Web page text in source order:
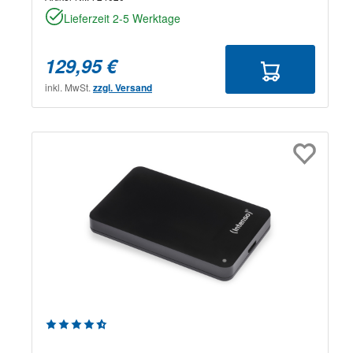
Lieferzeit 2-5 Werktage
129,95 €
inkl. MwSt. zzgl. Versand
Durchschnittliche Bewertung von 4.71 von 5 Sternen